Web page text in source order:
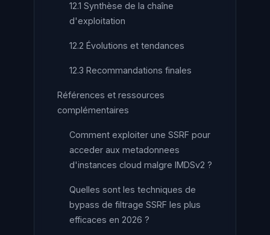
12.1 Synthèse de la chaîne
d'exploitation
12.2 Évolutions et tendances
12.3 Recommandations finales
Références et ressources
complémentaires
Comment exploiter une SSRF pour
acceder aux metadonnees
d'instances cloud malgre IMDSv2 ?
Quelles sont les techniques de
bypass de filtrage SSRF les plus
efficaces en 2026 ?